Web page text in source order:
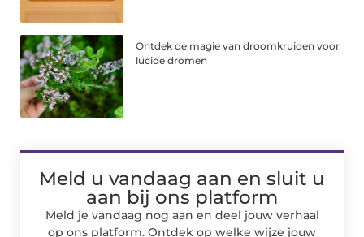
Ontdek de magie van droomkruiden voor
lucide dromen
Meld u vandaag aan en sluit u
aan bij ons platform
Meld je vandaag nog aan en deel jouw verhaal
op ons platform. Ontdek op welke wijze jouw